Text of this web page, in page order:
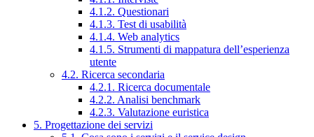
4.1.2. Questionari
4.1.3. Test di usabilità
4.1.4. Web analytics
4.1.5. Strumenti di mappatura dell’esperienza
utente
4.2. Ricerca secondaria
4.2.1. Ricerca documentale
4.2.2. Analisi benchmark
4.2.3. Valutazione euristica
5. Progettazione dei servizi